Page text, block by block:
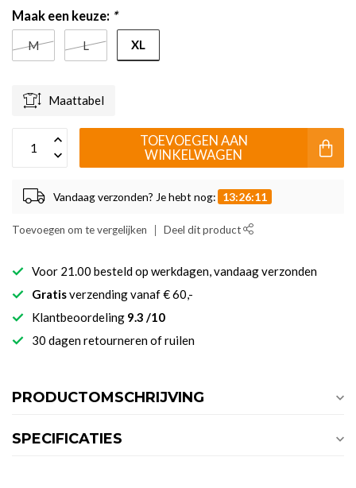
Maak een keuze: *
M L XL
Maattabel
TOEVOEGEN AAN
WINKELWAGEN
Vandaag verzonden? Je hebt nog: 13:26:11
Toevoegen om te vergelijken Deel dit product
Voor 21.00 besteld op werkdagen, vandaag verzonden
Gratisverzending vanaf € 60,-
Klantbeoordeling 9.3 /10
30 dagen retourneren of ruilen
PRODUCTOMSCHRIJVING
SPECIFICATIES